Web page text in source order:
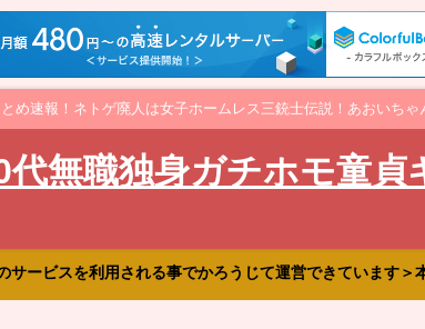
め速報！ネトゲ廃人は女子ホームレス三銃士伝説！あおいち
無職独身ガチホモ童貞
ービスを利用される事でかろうじて運営できています＞